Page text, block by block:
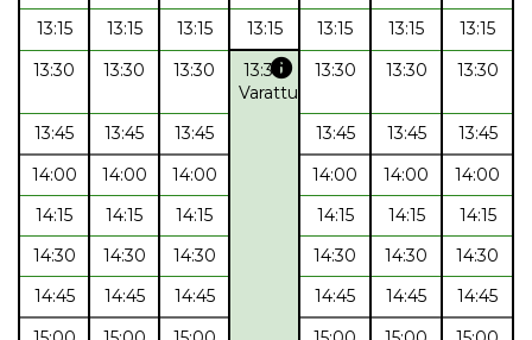
13:15
13:15 13:15 13:15 13:15 13:15
13:15
13:30
13:30 13:30 13:30info
Varattu
13:30 13:30 13:30
13:45 13:45 13:45 13:45 13:45
13:45
14:00
14:00 14:00 14:00 14:00
14:00
14:15
14:15 14:15 14:15 14:15
14:15
14:30
14:30 14:30 14:30 14:30
14:30
14:45
14:45 14:45 14:45 14:45
14:45